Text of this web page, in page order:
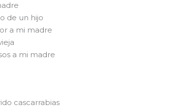
de un hijo
a mi madre
a mi madre
cascarrabias